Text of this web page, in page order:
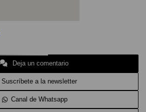
Deja un comentario
Suscríbete a la newsletter
Canal de Whatsapp